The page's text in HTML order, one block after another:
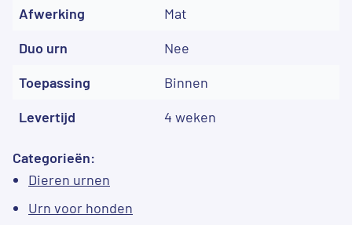
Afwerking
Mat
Duo urn
Nee
Toepassing
Binnen
Levertijd
4 weken
Categorieën:
Dieren urnen
Urn voor honden